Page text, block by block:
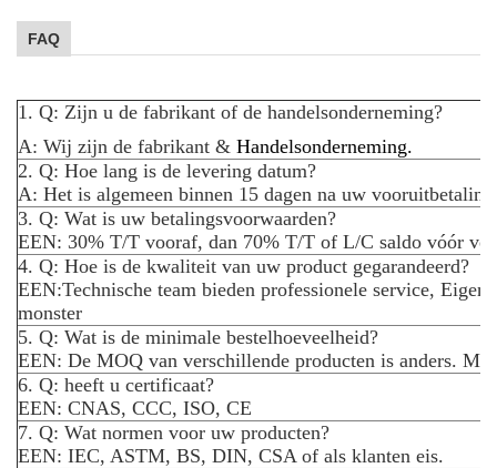
FAQ
1. Q: Zijn u de fabrikant of de handelsonderneming?
A: Wij zijn de fabrikant & Handelsonderneming.
2. Q: Hoe lang is de levering datum?
A: Het is algemeen binnen 15 dagen na uw
3. Q: Wat is uw betalingsvoorwaarden?
EEN: 30% T/T vooraf, dan 70% T/T of L/C saldo vóór
4. Q: Hoe is de kwaliteit van uw product gegarandeerd?
EEN:Technische team bieden professionele service,
monster
5. Q: Wat is de minimale bestelhoeveelheid?
EEN: De MOQ van verschillende producten is anders.
6. Q: heeft u certificaat?
EEN: CNAS, CCC, ISO, CE
7. Q: Wat normen voor uw producten?
EEN: IEC, ASTM, BS, DIN, CSA of als klanten eis.